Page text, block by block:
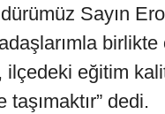
Sayın
birlikte
ilçedeki eğitim
taşımaktır” dedi.